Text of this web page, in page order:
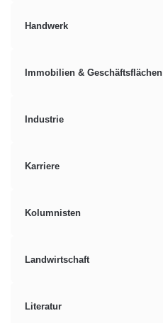
Handwerk
Immobilien & Geschäftsflächen
Industrie
Karriere
Kolumnisten
Landwirtschaft
Literatur